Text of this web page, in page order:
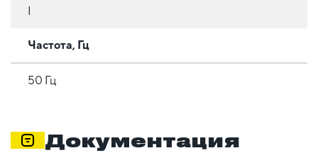
I
Частота, Гц
50 Гц
Документация